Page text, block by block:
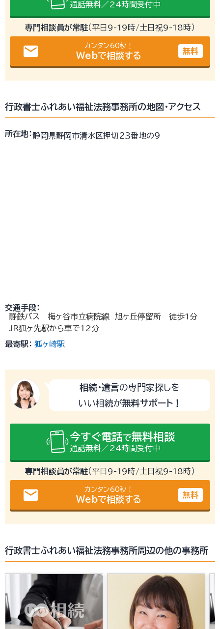
通話無料／24時間受付中
専門相談員が常駐（平日9-19時/土日祝9-18時）
email カンタン60秒！
Webで相談する 無料
行政書士ふれあい福祉法務事務所の地図・アクセス
所在地：静岡県静岡市清水区押切２３番地の９
交通手段：
静鉄バス 梅ヶ谷市立病院線 旭ヶ丘停留所 徒歩1分
JR狐ヶ先駅から車で12分
最寄駅： 狐ヶ崎駅
相続・遺言の専門家探しを
いい相続が無料サポート！
今すぐ電話で無料相談
通話無料／24時間受付中
専門相談員が常駐（平日9-19時/土日祝9-18時）
email カンタン60秒！
Webで相談する 無料
行政書士ふれあい福祉法務事務所周辺の他の事務所